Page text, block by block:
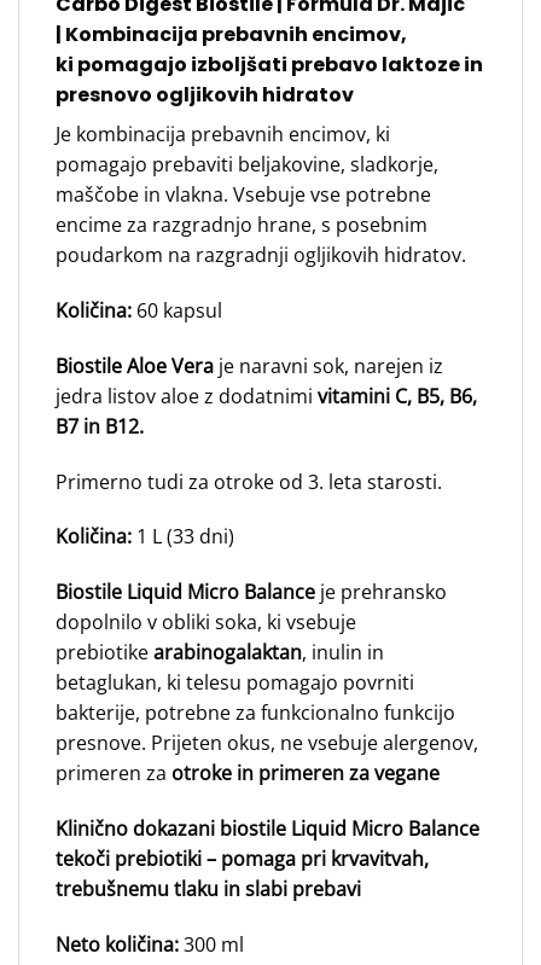
| Kombinacija prebavnih encimov,
ki pomagajo izboljšati prebavo laktoze in
presnovo ogljikovih hidratov
Je kombinacija prebavnih encimov, ki
pomagajo prebaviti beljakovine, sladkorje,
maščobe in vlakna. Vsebuje vse potrebne
encime za razgradnjo hrane, s posebnim
poudarkom na razgradnji ogljikovih hidratov.
Količina: 60 kapsul
Biostile Aloe Vera je naravni sok, narejen iz
jedra listov aloe z dodatnimi vitamini C, B5, B6,
B7 in B12.
Primerno tudi za otroke od 3. leta starosti.
Količina: 1 L (33 dni)
Biostile Liquid Micro Balance je prehransko
dopolnilo v obliki soka, ki vsebuje
prebiotikearabinogalaktan, inulin in
betaglukan, ki telesu pomagajo povrniti
bakterije, potrebne za funkcionalno funkcijo
presnove. Prijeten okus, ne vsebuje alergenov,
primeren za otroke in primeren za vegane
Klinično dokazani biostile Liquid Micro Balance
tekoči prebiotiki – pomaga pri krvavitvah,
trebušnemu tlaku in slabi prebavi
Neto količina:300 ml